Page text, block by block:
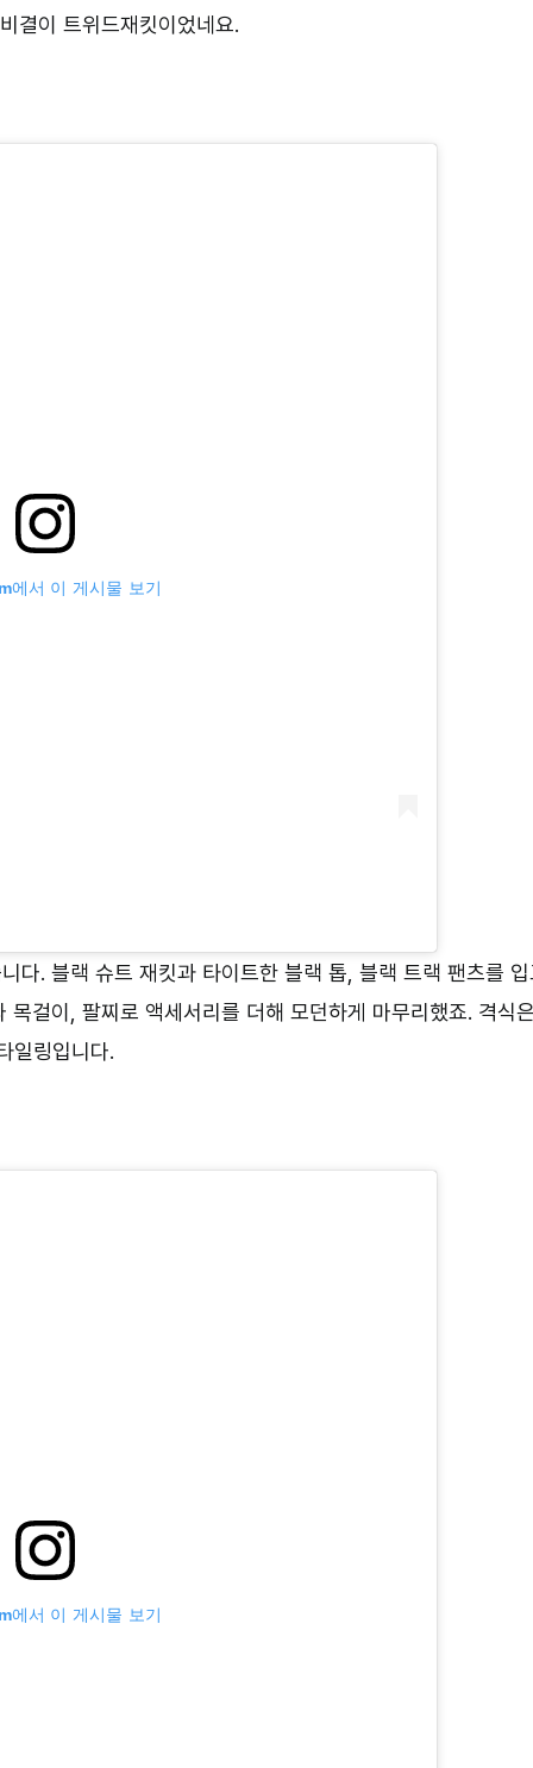
결이 트위드재킷이었네요.
에서 이 게시물 보기
다. 블랙 슈트 재킷과 타이트한 블랙 톱, 블랙 트랙 팬츠를
걸이, 팔찌로 액세서리를 더해 모던하게 마무리했죠. 격식
일링입니다.
에서 이 게시물 보기